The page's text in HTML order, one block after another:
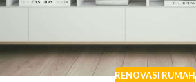
RENOVASI RUMAH